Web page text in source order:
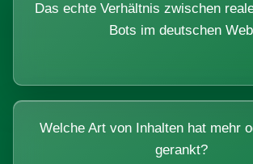
Das echte Verhältnis zwischen
Bots im deutschen Web
Welche Art von Inhalten hat mehr
gerankt?